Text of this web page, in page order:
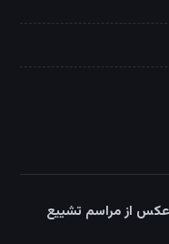
عکس از مراسم تشییع